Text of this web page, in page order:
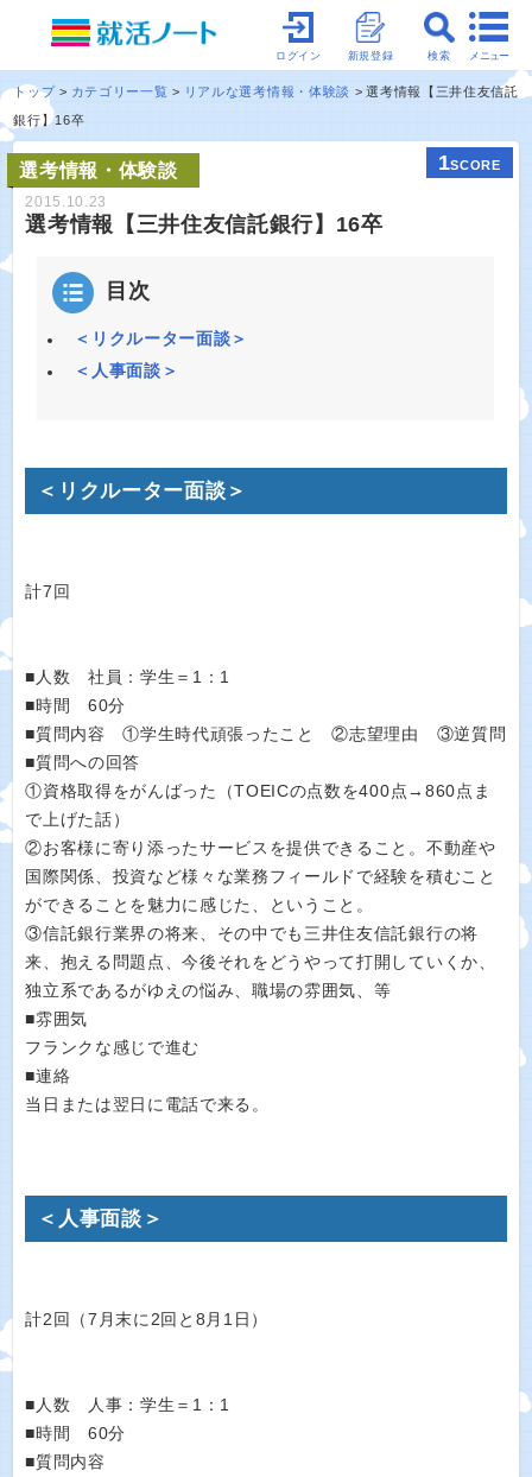
メニュー
検索
新規登録
ログイン
トップ カテゴリー一覧 リアルな選考情報・体験談
選考情報【三井住友信託
銀行】16卒
選考情報・体験談 1SCORE
2015.10.23
選考情報【三井住友信託銀行】16卒
目次
＜リクルーター面談＞
＜人事面談＞
＜リクルーター面談＞
計7回
■人数 社員：学生＝1：1
■時間 60分
■質問内容 ①学生時代頑張ったこと ②志望理由 ③逆質問
■質問への回答
①資格取得をがんばった（TOEICの点数を400点→860点ま
で上げた話）
②お客様に寄り添ったサービスを提供できること。不動産や
国際関係、投資など様々な業務フィールドで経験を積むこと
ができることを魅力に感じた、ということ。
③信託銀行業界の将来、その中でも三井住友信託銀行の将
来、抱える問題点、今後それをどうやって打開していくか、
独立系であるがゆえの悩み、職場の雰囲気、等
■雰囲気
フランクな感じで進む
■連絡
当日または翌日に電話で来る。
＜人事面談＞
計2回（7月末に2回と8月1日）
■人数 人事：学生＝1：1
■時間 60分
■質問内容